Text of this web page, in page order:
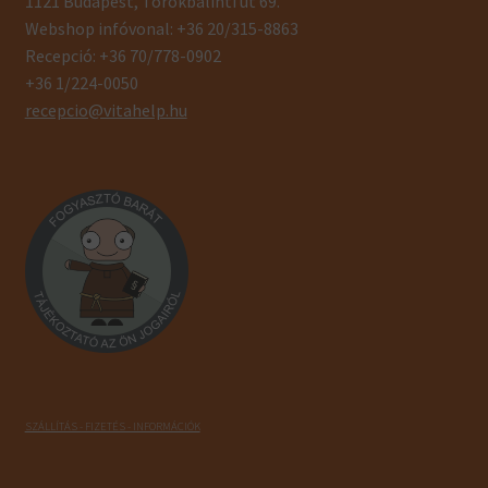
Webshop infóvonal: +36 20/315-8863
Recepció: +36 70/778-0902
+36 1/224-0050
recepcio@vitahelp.hu
SZÁLLÍTÁS - FIZETÉS - INFORMÁCIÓK